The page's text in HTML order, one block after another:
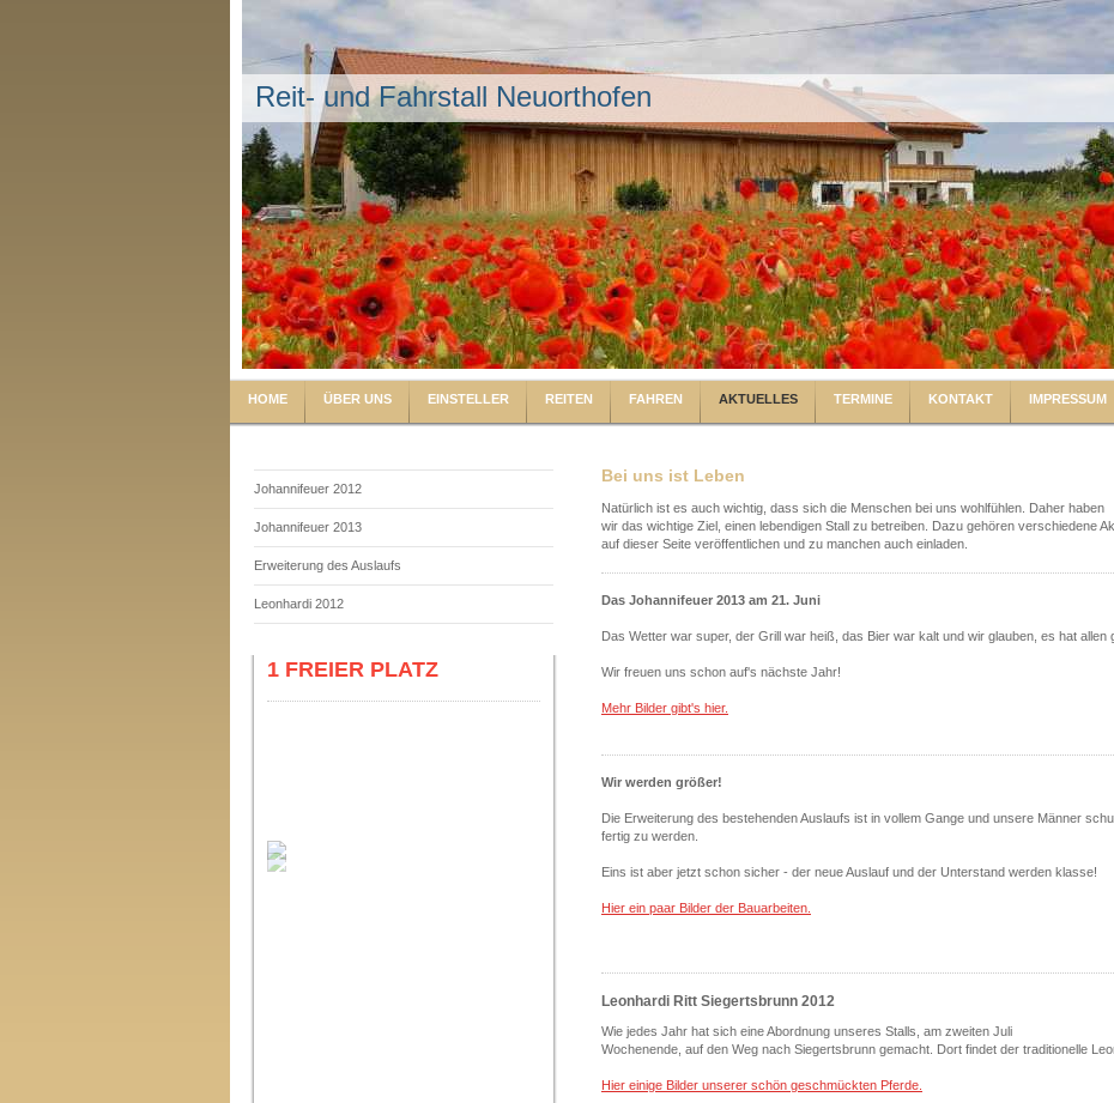
Reit- und Fahrstall Neuorthofen
HOME ÜBER UNS EINSTELLER REITEN FAHREN AKTUELLES TERMINE KONTAKT IMPRESSUM
Johannifeuer 2012
Johannifeuer 2013
Erweiterung des Auslaufs
Leonhardi 2012
1 FREIER PLATZ
Bei uns ist Leben
Natürlich ist es auch wichtig, dass sich die Menschen bei uns wohlfühlen. Daher haben
wir das wichtige Ziel, einen lebendigen Stall zu betreiben. Dazu gehören verschiedene
auf dieser Seite veröffentlichen und zu manchen auch einladen.
Das Johannifeuer 2013 am 21. Juni
Das Wetter war super, der Grill war heiß, das Bier war kalt und wir glauben, es hat allen
Wir freuen uns schon auf's nächste Jahr!
Mehr Bilder gibt's hier.
Wir werden größer!
Die Erweiterung des bestehenden Auslaufs ist in vollem Gange und unsere Männer
fertig zu werden.
Eins ist aber jetzt schon sicher - der neue Auslauf und der Unterstand werden klasse!
Hier ein paar Bilder der Bauarbeiten.
Leonhardi Ritt Siegertsbrunn 2012
Wie jedes Jahr hat sich eine Abordnung unseres Stalls, am zweiten Juli
Wochenende, auf den Weg nach Siegertsbrunn gemacht. Dort findet der traditionelle
Hier einige Bilder unserer schön geschmückten Pferde.